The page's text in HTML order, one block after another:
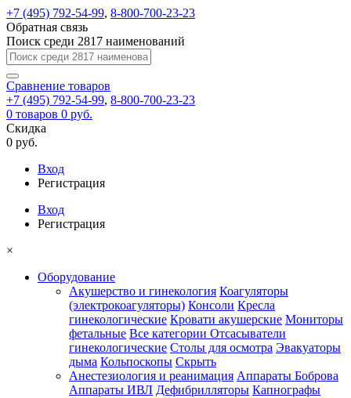
+7 (495) 792-54-99, 8-800-700-23-23
Обратная связь
Поиск среди 2817 наименований
Сравнение товаров
+7 (495) 792-54-99, 8-800-700-23-23
0 товаров 0 руб.
Скидка
0 руб.
Вход
Регистрация
Вход
Регистрация
×
Оборудование
Акушерство и гинекология Коагуляторы
(электрокоагуляторы) Консоли Кресла
гинекологические Кровати акушерские Мониторы
фетальные Все категории Отсасыватели
гинекологические Столы для осмотра Эвакуаторы
дыма Кольпоскопы Скрыть
Анестезиология и реанимация Аппараты Боброва
Аппараты ИВЛ Дефибрилляторы Капнографы